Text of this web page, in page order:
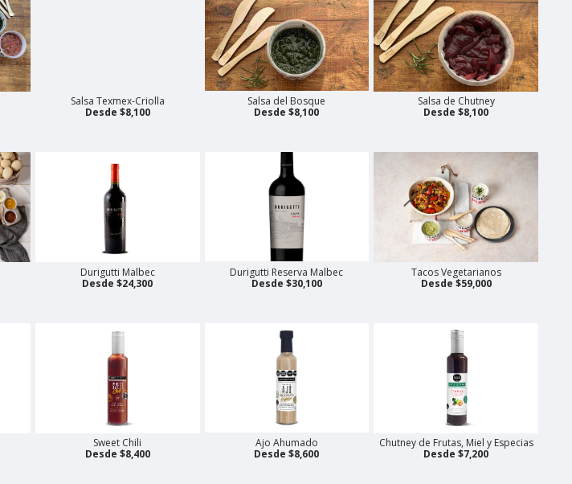
Salsa Texmex-Criolla
Desde $8,100
Salsa del Bosque
Desde $8,100
Salsa de Chutney
Desde $8,100
Durigutti Malbec
Desde $24,300
Durigutti Reserva Malbec
Desde $30,100
Tacos Vegetarianos
Desde $59,000
Sweet Chili
Desde $8,400
Ajo Ahumado
Desde $8,600
Chutney de Frutas, Miel y Especias
Desde $7,200